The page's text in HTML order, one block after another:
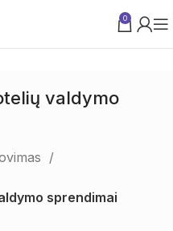
0
valdymo
sprendimai